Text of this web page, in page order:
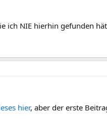
ich NIE hierhin gefunden
hier, aber der erste